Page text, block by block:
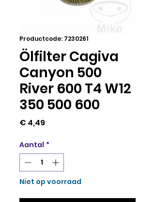
Productcode: 7230261
Ölfilter Cagiva
Canyon 500
River 600 T4 W12
350 500 600
€ 4,49Prijs
Aantal *
Niet op voorraad